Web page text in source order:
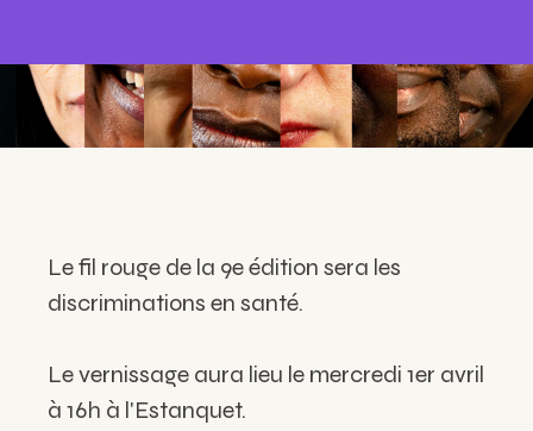
Le fil rouge de la 9e édition sera les
discriminations en santé.
Le vernissage aura lieu le mercredi 1er avril
à 16h à l'Estanquet.